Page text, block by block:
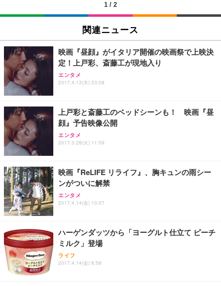
SIHOO B100 オフィスチェア／デスクチェア メッシ
ュチェア 人間工学 疲れない ブラック
￥27,999
Sezlife オフィスチェア デスクチェア 疲れない テレ
ワーク チェア 強化バックレスト 30度ロッキング機
能 人間工学 椅子 腰サポート 90度跳ね上げ式アーム
務用 おしゃれ パソコンチェア (ブラック)
Sezlife オフィスチェア デスクチェア 疲れない テレ
ワーク チェア 強化バックレスト 30度ロッキング機
能 人間工学 椅子 腰サポート 90度跳ね上げ式アーム
務用 おしゃれ パソコンチェア (ホワイト)
ANDWINT オフィスチェア デスクチェア 肘なし メ
ッシュ 通気性 ランバーサポート付き 腰サポート ガ
ス圧無段階昇降 360度回転 キャスター付き コンパク
EIZO ビジネス向けプレミアムモニター | FlexScan
￥109,572
【純正品】27"ゲーミングモニター DualSense 充電
フック付き（CFI-ZDM1J）
【整備済み品】Dell E2724HS 27インチ 液晶モニタ
ー フルHD（1920×1080）VA 非光沢 HDMI/DisplayP
ort/VGA スピーカー内蔵 高さ調整 スイベル VESA対
【MiniLED/24.5inch/280Hz/FHD】GRAPHT THE S
HOOTER Gaming Monitor 24” Essential ゲーミン
グモニター QD 24.5インチ 1ms FHD 量子ドット 残
Amazonベーシック ペットシーツ 厚型 ワイド 42枚
x2袋(84枚) ホワイト(吸収面:ライトブルー)
￥3,234
ネオ・ルーライフ ネオ・オムツ L 中型犬用 26枚入
り 単品
Smart Basic(スマートベーシック) 【Amazon.co.jp
限定】 Smart Basic アイリスオーヤマ ペットシーツ
超厚型 お徳用 ワイド 100枚入 (x 1) (ケース販売)
アイリスオーヤマ ペットシーツ 超厚型 お徳用 レギ
ュラー 200枚入【Amazon.co.jp限定】
1 / 2
関連ニュース
映画『昼顔』がイタリア開催の映画祭で上映決
定！上戸彩、斎藤工が現地入り
エンタメ
2017.4.13(木) 23:08
上戸彩と斎藤工のベッドシーンも！ 映画『昼
顔』予告映像公開
エンタメ
2017.3.28(火) 11:59
映画『ReLIFE リライフ』、胸キュンの雨シー
ンがついに解禁
エンタメ
2017.4.14(金) 10:07
ハーゲンダッツから「ヨーグルト仕立て ピーチ
ミルク」登場
ライフ
2017.4.14(金) 8:58